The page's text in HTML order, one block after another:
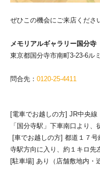
ぜひこの機会にご来店くださ
メモリアルギャラリー国分寺
東京都国分寺市南町3-23-6ル
問合先： 0120-25-4411
[電車でお越しの方] JR中央
「国分寺駅」下車南口より、
[車でお越しの方] 都道１７
寺駅方向に入り、約１キロ先
[駐車場] あり（店舗敷地内・